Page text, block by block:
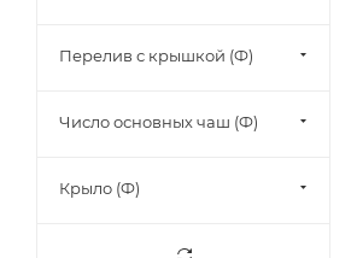
Перелив с крышкой (Ф)
Число основных чаш (Ф)
Крыло (Ф)